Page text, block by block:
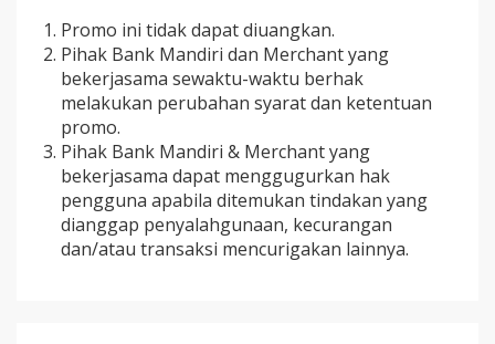
Promo ini tidak dapat diuangkan.
Pihak Bank Mandiri dan Merchant yang
bekerjasama sewaktu-waktu berhak
melakukan perubahan syarat dan ketentuan
promo.
Pihak Bank Mandiri & Merchant yang
bekerjasama dapat menggugurkan hak
pengguna apabila ditemukan tindakan yang
dianggap penyalahgunaan, kecurangan
dan/atau transaksi mencurigakan lainnya.